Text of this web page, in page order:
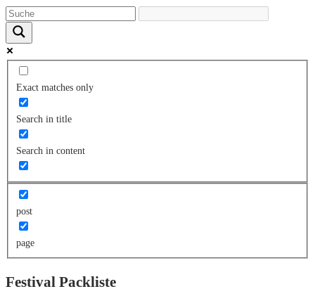
Exact matches only
Search in title
Search in content
post
page
Festival Packliste